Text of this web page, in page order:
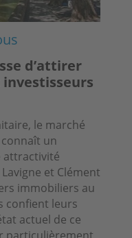
d’attirer
le marché
un
attractivité
et Clément
immobiliers au
confient leurs
actuel de ce